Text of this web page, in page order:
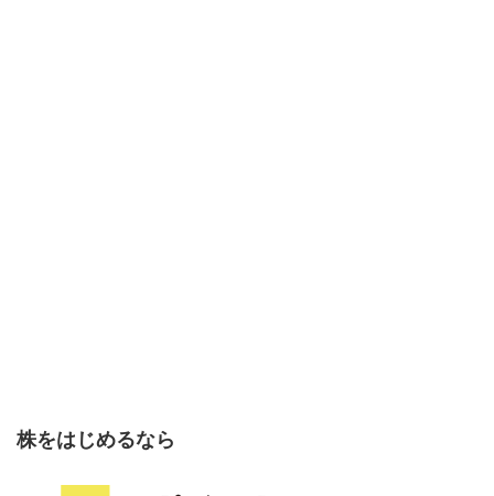
株をはじめるなら